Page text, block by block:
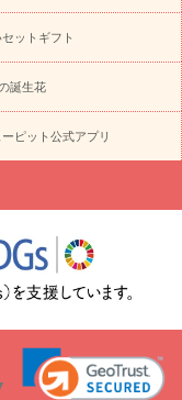
フト
セミオーダー
みどりのeギフト
エローオレンジ
レッ
ョウ
4000円～
お祝い・
10000円～
お供え・お
いを贈るときのマナー・
誕生日のお花を「色
出産祝いお役立ち情
のマナー総まとめ
職
開店祝いの花 選び方ガイ
ットギフト
誕生花
ピット公式アプリ